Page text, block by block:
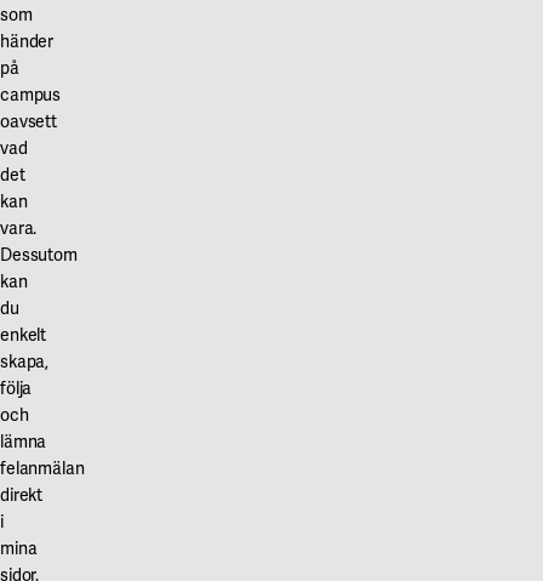
som
händer
på
campus
oavsett
vad
det
kan
vara.
Dessutom
kan
du
enkelt
skapa,
följa
och
lämna
felanmälan
direkt
i
mina
sidor.